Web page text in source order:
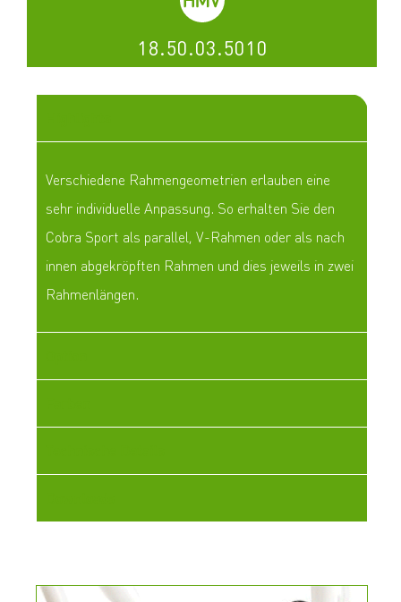
18.50.03.5010
Verschiedene Rahmengeometrien erlauben eine
sehr individuelle Anpassung. So erhalten Sie den
Cobra Sport als parallel, V-Rahmen oder als nach
innen abgekröpften Rahmen und dies jeweils in zwei
Rahmenlängen.